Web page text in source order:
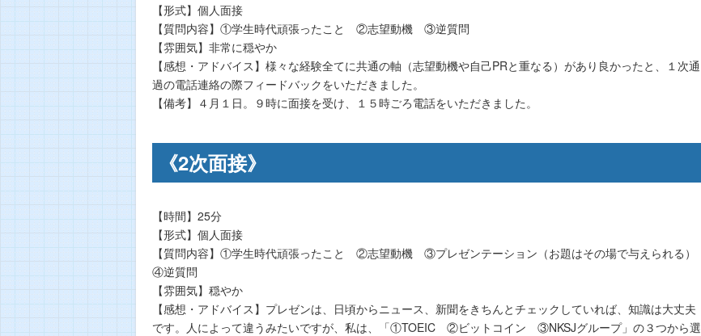
【形式】個人面接
【質問内容】①学生時代頑張ったこと ②志望動機 ③逆質問
【雰囲気】非常に穏やか
【感想・アドバイス】様々な経験全てに共通の軸（志望動機や自己PRと重なる）があり良かったと、１次通
過の電話連絡の際フィードバックをいただきました。
【備考】４月１日。９時に面接を受け、１５時ごろ電話をいただきました。
《2次面接》
【時間】25分
【形式】個人面接
【質問内容】①学生時代頑張ったこと ②志望動機 ③プレゼンテーション（お題はその場で与えられる）
④逆質問
【雰囲気】穏やか
【感想・アドバイス】プレゼンは、日頃からニュース、新聞をきちんとチェックしていれば、知識は大丈夫
です。人によって違うみたいですが、私は、「①TOEIC ②ビットコイン ③NKSJグループ」の３つから選